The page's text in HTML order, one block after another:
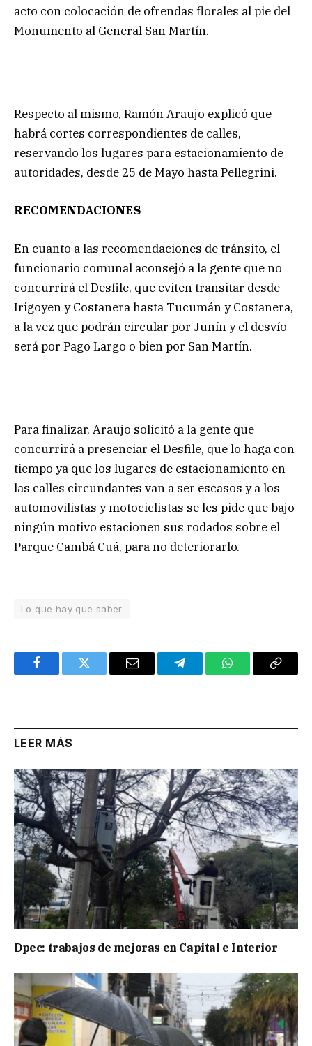
acto con colocación de ofrendas florales al pie del
Monumento al General San Martín.
Respecto al mismo, Ramón Araujo explicó que
habrá cortes correspondientes de calles,
reservando los lugares para estacionamiento de
autoridades, desde 25 de Mayo hasta Pellegrini.
RECOMENDACIONES
En cuanto a las recomendaciones de tránsito, el
funcionario comunal aconsejó a la gente que no
concurrirá el Desfile, que eviten transitar desde
Irigoyen y Costanera hasta Tucumán y Costanera,
a la vez que podrán circular por Junín y el desvío
será por Pago Largo o bien por San Martín.
Para finalizar, Araujo solicitó a la gente que
concurrirá a presenciar el Desfile, que lo haga con
tiempo ya que los lugares de estacionamiento en
las calles circundantes van a ser escasos y a los
automovilistas y motociclistas se les pide que bajo
ningún motivo estacionen sus rodados sobre el
Parque Cambá Cuá, para no deteriorarlo.
Lo que hay que saber
FacebookTwitter Email TelegramWhatsAppCopy
LEER MÁS
Dpec: trabajos de mejoras en Capital e Interior